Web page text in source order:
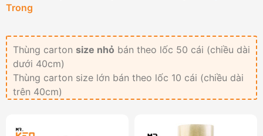
Trong
Thùng carton size nhỏ bán theo lốc 50 cái (chiều dài
dưới 40cm)
Thùng carton size lớn bán theo lốc 10 cái (chiều dài
trên 40cm)